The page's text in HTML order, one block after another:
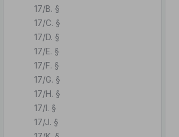
17/B. §
17/C. §
17/D. §
17/E. §
17/F. §
17/G. §
17/H. §
17/I. §
17/J. §